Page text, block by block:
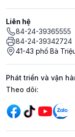
Liên hệ
84-24-39365555
84-24-39342724
41-43 phố Bà
Phát triển và vận
Mạng xã hội
Theo dõi: